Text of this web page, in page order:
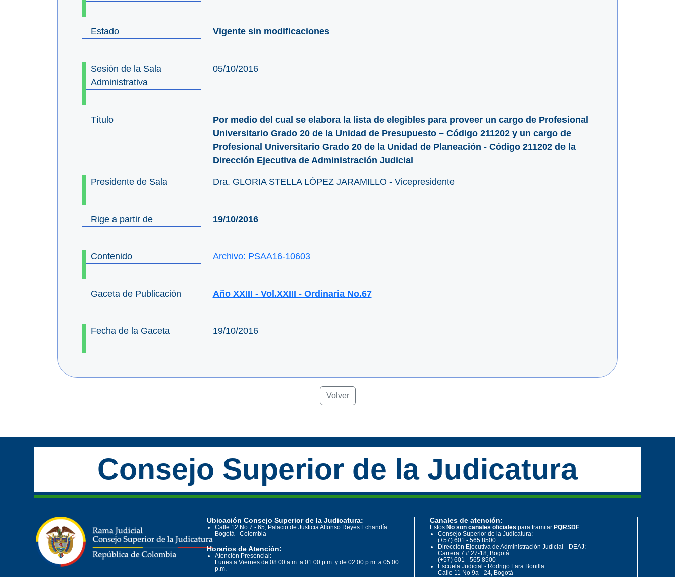
Estado Vigente sin modificaciones
Sesión de la Sala
Administrativa
05/10/2016
Título
Por medio del cual se elabora la lista de elegibles para proveer un cargo de Profesional
Universitario Grado 20 de la Unidad de Presupuesto – Código 211202 y un cargo de
Profesional Universitario Grado 20 de la Unidad de Planeación - Código 211202 de la
Dirección Ejecutiva de Administración Judicial
Presidente de Sala Dra. GLORIA STELLA LÓPEZ JARAMILLO - Vicepresidente
Rige a partir de 19/10/2016
Contenido Archivo: PSAA16-10603
Gaceta de Publicación Año XXIII - Vol.XXIII - Ordinaria No.67
Fecha de la Gaceta 19/10/2016
Volver
Consejo Superior de la Judicatura
Ubicación Consejo Superior de la Judicatura:
Calle 12 No 7 - 65, Palacio de Justicia Alfonso Reyes Echandía
Bogotá - Colombia
Horarios de Atención:
Atención Presencial:
Lunes a Viernes de 08:00 a.m. a 01:00 p.m. y de 02:00 p.m. a 05:00
p.m.
Canales de atención:
Estos No son canales oficiales para tramitar PQRSDF
Consejo Superior de la Judicatura:
(+57) 601 - 565 8500
Dirección Ejecutiva de Administración Judicial - DEAJ:
Carrera 7 # 27-18, Bogotá
(+57) 601 - 565 8500
Escuela Judicial - Rodrigo Lara Bonilla:
Calle 11 No 9a - 24, Bogotá